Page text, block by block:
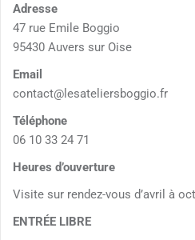
Adresse
47 rue Emile Boggio
95430 Auvers sur Oise
Email
contact@lesateliersboggio.fr
Téléphone
06 10 33 24 71
Heures d’ouverture
Visite sur rendez-vous d’avril à
ENTRÉE LIBRE